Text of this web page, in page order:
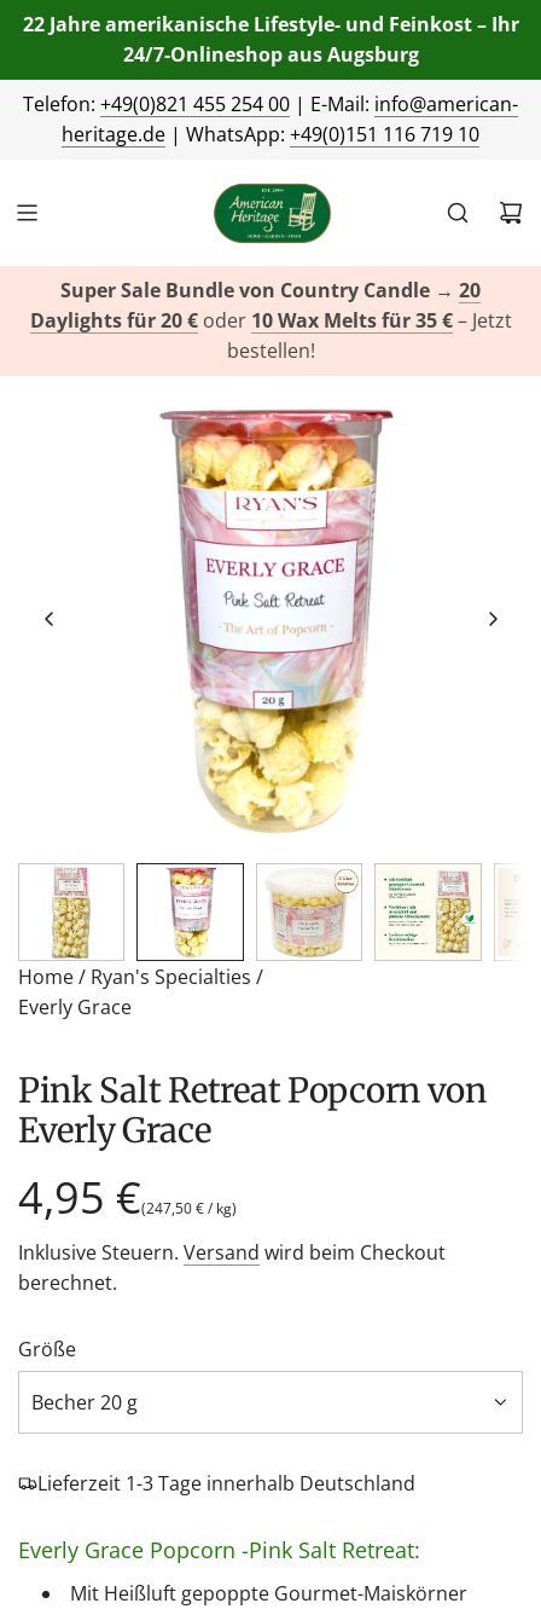
22 Jahre amerikanische Lifestyle- und Feinkost – Ihr
24/7-Onlineshop aus Augsburg
Telefon: +49(0)821 455 254 00 | E-Mail: info@american-
heritage.de | WhatsApp: +49(0)151 116 719 10
Super Sale Bundle von Country Candle → 20
Daylights für 20 €oder 10 Wax Melts für 35 €– Jetzt
bestellen!
Home/ Ryan's Specialties /
Everly Grace
Pink Salt Retreat Popcorn von
Everly Grace
Regulärer
Preis
4,95 €(247,50 €/ kg)
Inklusive Steuern. Versand wird beim Checkout
berechnet.
Größe
Becher 20 g
Lieferzeit 1-3 Tage innerhalb Deutschland
Everly Grace Popcorn -Pink Salt Retreat:
Mit Heißluft gepoppte Gourmet-Maiskörner